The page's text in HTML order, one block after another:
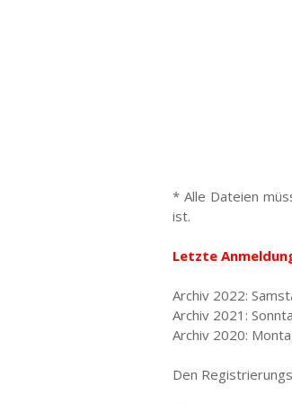
* Alle Dateien
ist.
Letzte
Archiv 2022:
Archiv 2021:
Archiv 2020:
Den